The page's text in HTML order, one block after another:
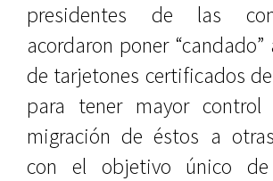
presidentes de las
acordaron poner
de tarjetones certificados
para tener mayor
migración de éstos a
con el objetivo único